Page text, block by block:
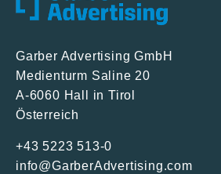
Garber Advertising GmbH
Medienturm Saline 20
A-6060 Hall in Tirol
Österreich
+43 5223 513-0
info@GarberAdvertising.com